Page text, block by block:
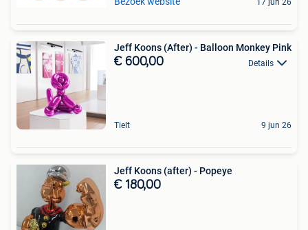
17 jun 26
Jeff Koons (After) - Balloon Monkey Pink
€ 600,00 Details
Tielt 9 jun 26
Jeff Koons (after) - Popeye
€ 180,00